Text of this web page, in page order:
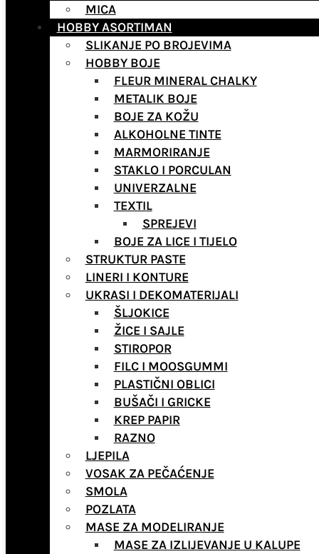
MICA
HOBBY ASORTIMAN
SLIKANJE PO BROJEVIMA
HOBBY BOJE
FLEUR MINERAL CHALKY
METALIK BOJE
BOJE ZA KOŽU
ALKOHOLNE TINTE
MARMORIRANJE
STAKLO I PORCULAN
UNIVERZALNE
TEXTIL
SPREJEVI
BOJE ZA LICE I TIJELO
STRUKTUR PASTE
LINERI I KONTURE
UKRASI I DEKOMATERIJALI
ŠLJOKICE
ŽICE I SAJLE
STIROPOR
FILC I MOOSGUMMI
PLASTIČNI OBLICI
BUŠAČI I GRICKE
KREP PAPIR
RAZNO
LJEPILA
VOSAK ZA PEČAĆENJE
SMOLA
POZLATA
MASE ZA MODELIRANJE
MASE ZA IZLIJEVANJE U KALUPE